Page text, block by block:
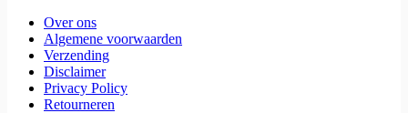
Over ons
Algemene voorwaarden
Verzending
Disclaimer
Privacy Policy
Retourneren